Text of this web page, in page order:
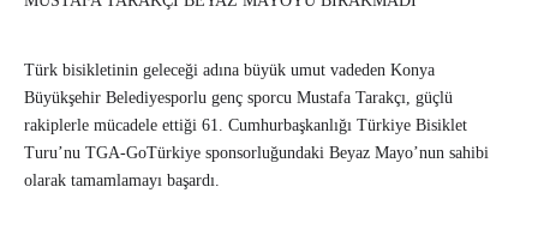
Türk bisikletinin geleceği adına büyük umut vadeden Konya
Büyükşehir Belediyesporlu genç sporcu Mustafa Tarakçı, güçlü
rakiplerle mücadele ettiği 61. Cumhurbaşkanlığı Türkiye Bisiklet
Turu’nu TGA-GoTürkiye sponsorluğundaki Beyaz Mayo’nun sahibi
olarak tamamlamayı başardı.